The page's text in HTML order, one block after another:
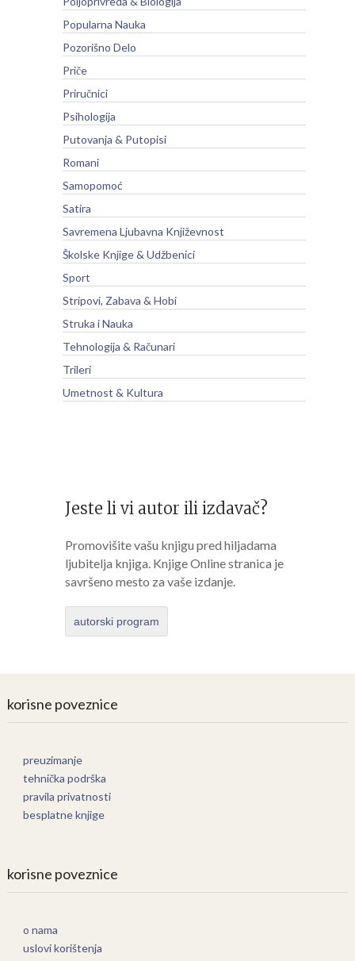
Popularna Nauka
Pozorišno Delo
Priče
Priručnici
Psihologija
Putovanja & Putopisi
Romani
Samopomoć
Satira
Savremena Ljubavna Književnost
Školske Knjige & Udžbenici
Sport
Stripovi, Zabava & Hobi
Struka i Nauka
Tehnologija & Računari
Trileri
Umetnost & Kultura
Jeste li vi autor ili izdavač?
Promovišite vašu knjigu pred hiljadama
ljubitelja knjiga. Knjige Online stranica je
savršeno mesto za vaše izdanje.
autorski program
korisne poveznice
preuzimanje
tehnička podrška
pravila privatnosti
besplatne knjige
korisne poveznice
o nama
uslovi korištenja